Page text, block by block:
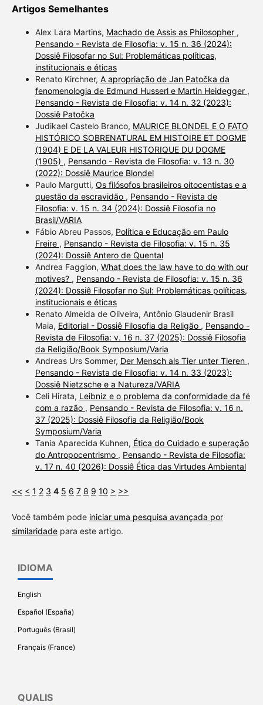
Artigos Semelhantes
Alex Lara Martins, Machado de Assis as Philosopher ,
Pensando - Revista de Filosofia: v. 15 n. 36 (2024):
Dossiê Filosofar no Sul: Problemáticas políticas,
institucionais e éticas
Renato Kirchner, A apropriação de Jan Patočka da
fenomenologia de Edmund Husserl e Martin Heidegger ,
Pensando - Revista de Filosofia: v. 14 n. 32 (2023):
Dossiê Patočka
Judikael Castelo Branco, MAURICE BLONDEL E O FATO
HISTÓRICO SOBRENATURAL EM HISTOIRE ET DOGME
(1904) E DE LA VALEUR HISTORIQUE DU DOGME
(1905) , Pensando - Revista de Filosofia: v. 13 n. 30
(2022): Dossiê Maurice Blondel
Paulo Margutti, Os filósofos brasileiros oitocentistas e a
questão da escravidão , Pensando - Revista de
Filosofia: v. 15 n. 34 (2024): Dossiê Filosofia no
Brasil/VARIA
Fábio Abreu Passos, Política e Educação em Paulo
Freire , Pensando - Revista de Filosofia: v. 15 n. 35
(2024): Dossiê Antero de Quental
Andrea Faggion, What does the law have to do with our
motives? , Pensando - Revista de Filosofia: v. 15 n. 36
(2024): Dossiê Filosofar no Sul: Problemáticas políticas,
institucionais e éticas
Renato Almeida de Oliveira, Antônio Glaudenir Brasil
Maia, Editorial - Dossiê Filosofia da Religão , Pensando -
Revista de Filosofia: v. 16 n. 37 (2025): Dossiê Filosofia
da Religião/Book Symposium/Varia
Andreas Urs Sommer, Der Mensch als Tier unter Tieren ,
Pensando - Revista de Filosofia: v. 14 n. 33 (2023):
Dossiê Nietzsche e a Natureza/VARIA
Celi Hirata, Leibniz e o problema da conformidade da fé
com a razão , Pensando - Revista de Filosofia: v. 16 n.
37 (2025): Dossiê Filosofia da Religião/Book
Symposium/Varia
Tania Aparecida Kuhnen, Ética do Cuidado e superação
do Antropocentrismo , Pensando - Revista de Filosofia:
v. 17 n. 40 (2026): Dossiê Ética das Virtudes Ambiental
<< < 1 2 3 4 5 6 7 8 9 10 > >>
Você também pode iniciar uma pesquisa avançada por
similaridadepara este artigo.
IDIOMA
English
Español (España)
Português (Brasil)
Français (France)
QUALIS